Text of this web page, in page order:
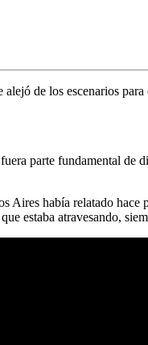
de los escenarios
parte fundamental de
Aires había relatado
estaba atravesando,